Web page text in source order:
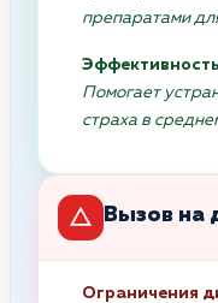
препаратами
Помогает
страха в
Вызов на
Ограничения